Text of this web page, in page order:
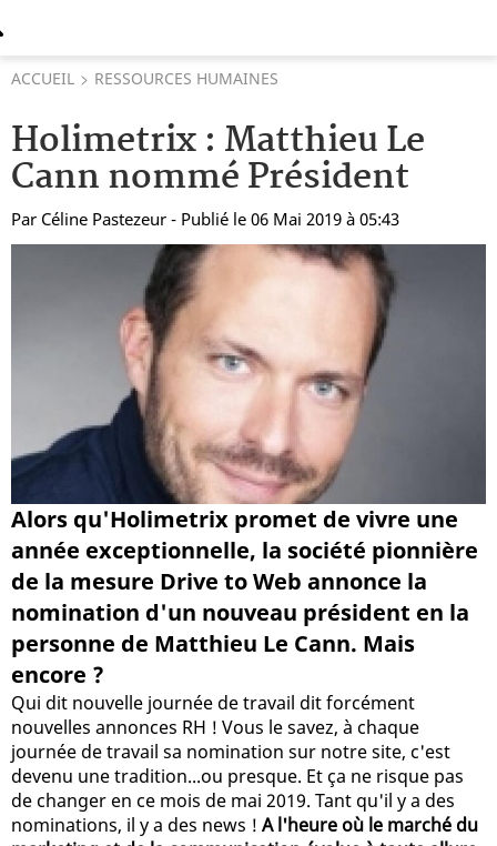
ACCUEIL RESSOURCES HUMAINES
Holimetrix : Matthieu Le
Cann nommé Président
Par Céline Pastezeur - Publié le 06 Mai 2019 à 05:43
Alors qu'Holimetrix promet de vivre une
année exceptionnelle, la société pionnière
de la mesure Drive to Web annonce la
nomination d'un nouveau président en la
personne de Matthieu Le Cann. Mais
encore ?
Qui dit nouvelle journée de travail dit forcément
nouvelles annonces RH ! Vous le savez, à chaque
journée de travail sa nomination sur notre site, c'est
devenu une tradition...ou presque. Et ça ne risque pas
de changer en ce mois de mai 2019. Tant qu'il y a des
nominations, il y a des news ! A l'heure où le marché du